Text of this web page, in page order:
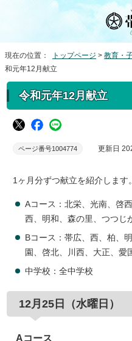
現在の位置： トップページ > 教育・
和元年12月献立
令和元年12月献立
ページ番号1004774 更新日
1ヶ月分ずつ献立を紹介します。
Aコース：北栄、光南、啓
西、明和、森の里、つつじ
Bコース：帯広、西、柏、
園、啓北、川西、大正、愛
中学校：全中学校
12月25日（水曜日）
Aコース